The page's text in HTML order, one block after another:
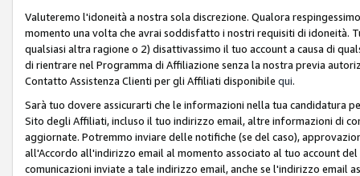
Valuteremo l'idoneità a nostra sola discrezione. Qualora
momento una volta che avrai soddisfatto i nostri requisiti di idoneità.
qualsiasi altra ragione o 2) disattivassimo il tuo account a causa di
di rientrare nel Programma di Affiliazione senza la nostra previa
Contatto Assistenza Clienti per gli Affiliati disponibile qui.
Sarà tuo dovere assicurarti che le informazioni nella tua candidatura
Sito degli Affiliati, incluso il tuo indirizzo email, altre informazioni di
aggiornate. Potremmo inviare delle notifiche (se del caso),
all'Accordo all'indirizzo email al momento associato al tuo account
comunicazioni inviate a tale indirizzo email, anche se l'indirizzo email